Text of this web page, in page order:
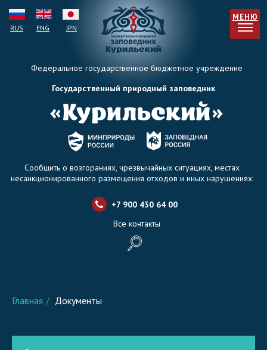
Федеральное государственное бюджетное учреждение
RUS ENG JPN
Сообщить о возгораниях, чрезвычайных ситуациях, местах
несанкционированного размещения отходов и иных нарушениях:
Все контакты
Государственный природный заповедник
+7 900 430 64 00
МЕНЮ
Главная / Документы